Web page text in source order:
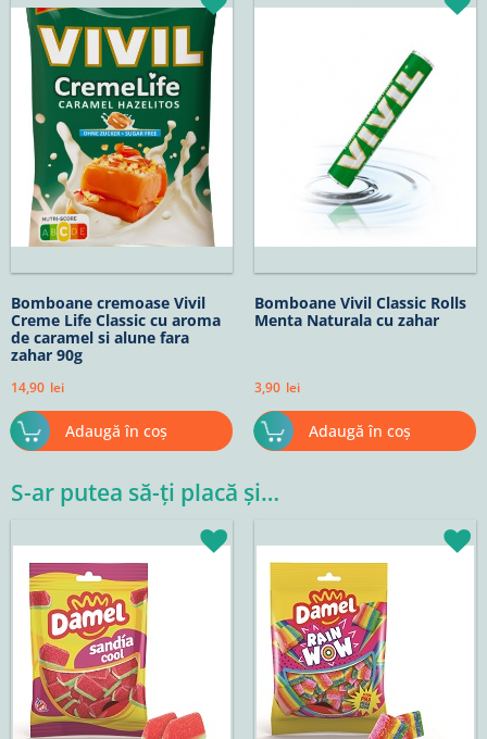
Bomboane cremoase Vivil
Creme Life Classic cu aroma
de caramel si alune fara
zahar 90g
14,90 lei
Adaugă în coș
Bomboane Vivil Classic Rolls
Menta Naturala cu zahar
3,90 lei
Adaugă în coș
S-ar putea să-ți placă și…